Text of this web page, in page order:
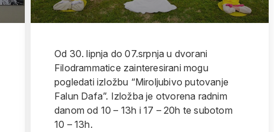
Od 30. lipnja do 07.srpnja u dvorani
Filodrammatice zainteresirani mogu
pogledati izložbu “Miroljubivo putovanje
Falun Dafa”. Izložba je otvorena radnim
danom od 10 – 13h i 17 – 20h te subotom
10 – 13h.